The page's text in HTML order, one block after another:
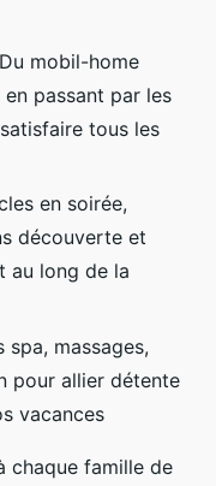
mobil-home
passant par les
tous les
en soirée,
découverte et
au long de la
spa, massages,
pour allier détente
vacances
chaque famille de